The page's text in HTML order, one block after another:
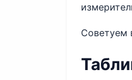
Советуем